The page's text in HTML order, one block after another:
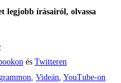
legjobb írásairól, olvassa
és Twitteren
, Videán, YouTube-on